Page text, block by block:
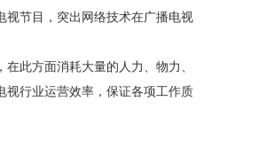
视节目，突出网络技术在广播电视
此方面消耗大量的人力、物力、
视行业运营效率，保证各项工作质